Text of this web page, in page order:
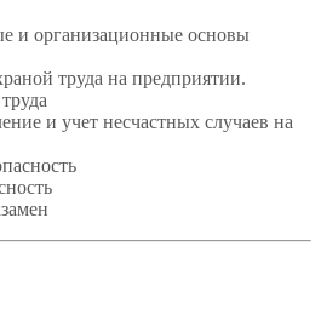
и организационные основы
труда на предприятии.
и учет несчастных случаев на